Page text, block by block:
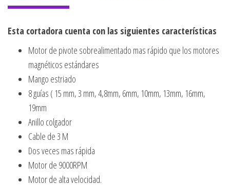
Esta cortadora cuenta con las siguientes características
Motor de pivote sobrealimentado mas rápido que los motores
magnéticos estándares
Mango estriado
8 guías ( 15 mm, 3 mm, 4,8mm, 6mm, 10mm, 13mm, 16mm,
19mm
Anillo colgador
Cable de 3 M
Dos veces mas rápida
Motor de 9000RPM
Motor de alta velocidad.